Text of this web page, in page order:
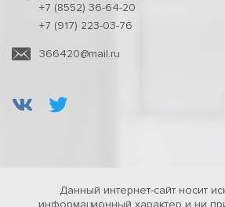
+7 (8552) 36-64-20
+7 (917) 223-03-76
366420@mail.ru
Данный интернет-сайт носит